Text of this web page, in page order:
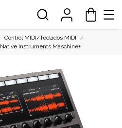
Control MIDI/Teclados MIDI
Native Instruments Maschine+